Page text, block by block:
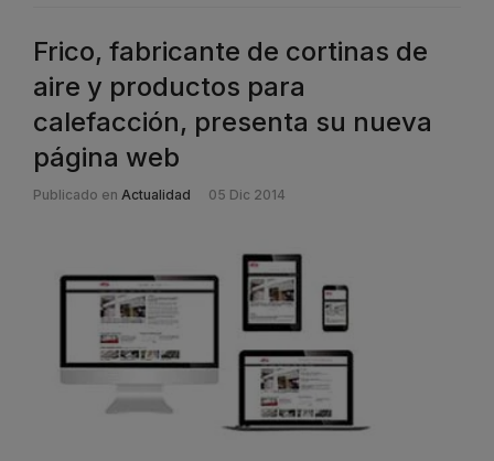
Frico, fabricante de cortinas de
aire y productos para
calefacción, presenta su nueva
página web
Publicado en Actualidad 05 Dic 2014